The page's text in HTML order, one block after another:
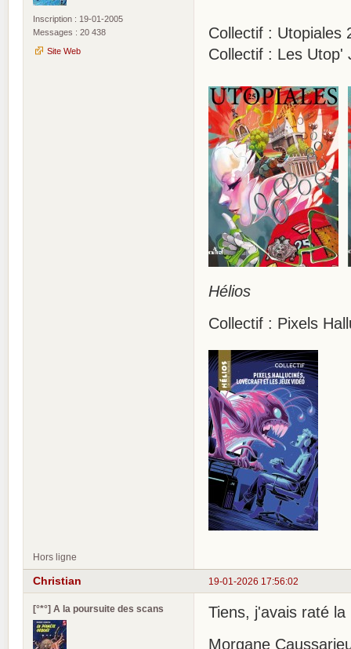
Inscription : 19-01-2005
Messages : 20 438
Site Web
Collectif : Utopiales
Collectif : Les Utop'
Hélios
Collectif : Pixels
Hors ligne
19-01-2026 17:56:02
Christian
[°*°] A la poursuite des scans
Tiens, j'avais raté
Morgane